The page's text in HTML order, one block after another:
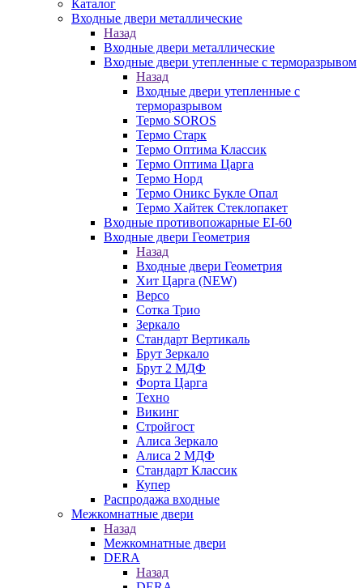
Каталог
Входные двери металлические
Назад
Входные двери металлические
Входные двери утепленные с терморазрывом
Назад
Входные двери утепленные с
терморазрывом
Термо SOROS
Термо Старк
Термо Оптима Классик
Термо Оптима Царга
Термо Норд
Термо Оникс Букле Опал
Термо Хайтек Стеклопакет
Входные противопожарные EI-60
Входные двери Геометрия
Назад
Входные двери Геометрия
Хит Царга (NEW)
Версо
Сотка Трио
Зеркало
Стандарт Вертикаль
Брут Зеркало
Брут 2 МДФ
Форта Царга
Техно
Викинг
Стройгост
Алиса Зеркало
Алиса 2 МДФ
Стандарт Классик
Купер
Распродажа входные
Межкомнатные двери
Назад
Межкомнатные двери
DERA
Назад